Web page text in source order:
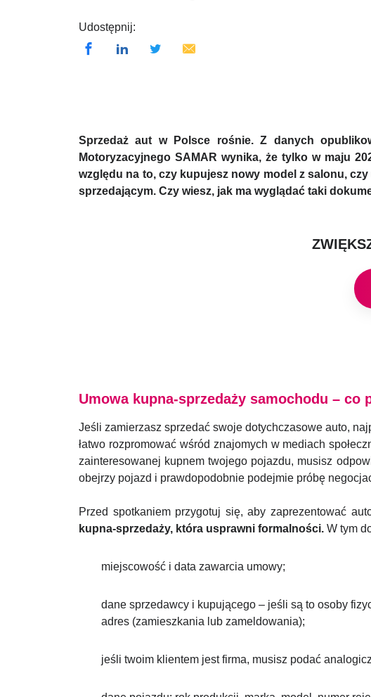
Udostępnij:
Sprzedaż aut w Polsce rośnie. Z danych
Motoryzacyjnego SAMAR wynika, że tylko w maju
względu na to, czy kupujesz nowy model z salonu,
sprzedającym. Czy wiesz, jak ma wyglądać taki
Umowa kupna-sprzedaży samochodu – co
Jeśli zamierzasz sprzedać swoje dotychczasowe auto,
łatwo rozpromować wśród znajomych w mediach
zainteresowanej kupnem twojego pojazdu, musisz
obejrzy pojazd i prawdopodobnie podejmie próbę
Przed spotkaniem przygotuj się, aby zaprezentować
kupna-sprzedaży, która usprawni formalności. W tym
miejscowość i data zawarcia umowy;
dane sprzedawcy i kupującego – jeśli są to osoby
adres (zamieszkania lub zameldowania);
jeśli twoim klientem jest firma, musisz podać